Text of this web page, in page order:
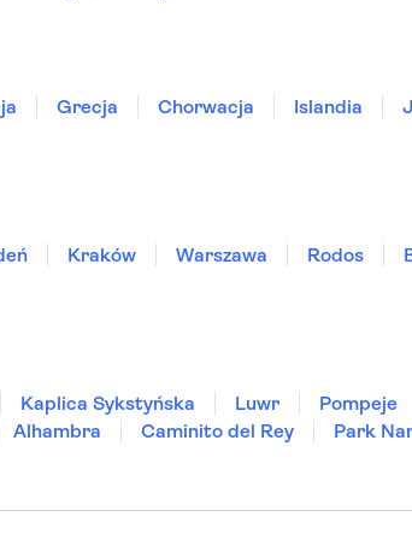
Grecja Chorwacja Islandia
Kraków Warszawa Rodos
Kaplica Sykstyńska Luwr Pompeje
Alhambra Caminito del Rey
Park